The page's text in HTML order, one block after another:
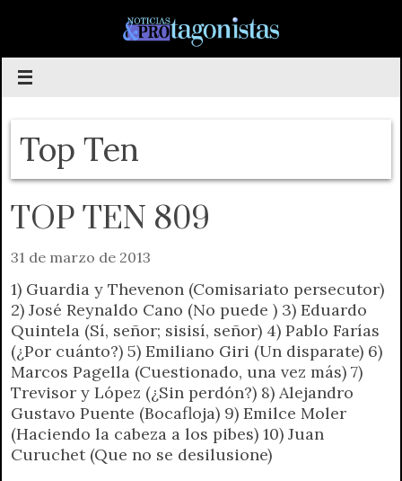
contenido
Top Ten
TOP TEN 809
31 de marzo de 2013
1) Guardia y Thevenon (Comisariato persecutor)
2) José Reynaldo Cano (No puede ) 3) Eduardo
Quintela (Sí, señor; sisisí, señor) 4) Pablo Farías
(¿Por cuánto?) 5) Emiliano Giri (Un disparate) 6)
Marcos Pagella (Cuestionado, una vez más) 7)
Trevisor y López (¿Sin perdón?) 8) Alejandro
Gustavo Puente (Bocafloja) 9) Emilce Moler
(Haciendo la cabeza a los pibes) 10) Juan
Curuchet (Que no se desilusione)